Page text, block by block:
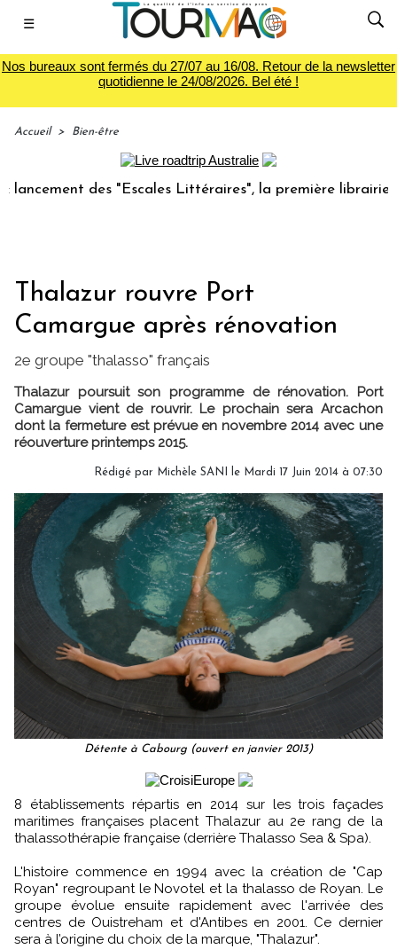
☰
Nos bureaux sont fermés du 27/07 au 16/08. Retour de la newsletter
quotidienne le 24/08/2026. Bel été !
Accueil > Bien-être
des "Escales Littéraires", la première librairie du
Thalazur rouvre Port
Camargue après rénovation
2e groupe "thalasso" français
Thalazur poursuit son programme de rénovation. Port
Camargue vient de rouvrir. Le prochain sera Arcachon
dont la fermeture est prévue en novembre 2014 avec une
réouverture printemps 2015.
Rédigé par Michèle SANI le Mardi 17 Juin 2014 à 07:30
Détente à Cabourg (ouvert en janvier 2013)
8 établissements répartis en 2014 sur les trois façades
maritimes françaises placent Thalazur au 2e rang de la
thalassothérapie française (derrière Thalasso Sea & Spa).
L'histoire commence en 1994 avec la création de "Cap
Royan" regroupant le Novotel et la thalasso de Royan. Le
groupe évolue ensuite rapidement avec l'arrivée des
centres de Ouistreham et d'Antibes en 2001. Ce dernier
sera à l’origine du choix de la marque, "Thalazur".